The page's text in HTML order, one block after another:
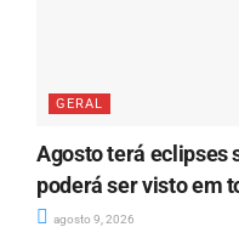
GERAL
Agosto terá eclipses
poderá ser visto em
agosto 9, 2026